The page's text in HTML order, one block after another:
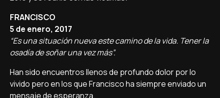
FRANCISCO
5 de enero, 2017
“Es una situación nueva este camino de la vida. Tener la
osadía de soñar una vez más”.
Han sido encuentros llenos de profundo dolor por lo
vivido pero en los que Francisco ha siempre enviado un
mensaje de esperanza.